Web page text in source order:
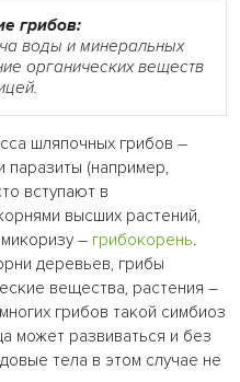
грибов:
воды и минеральных
органических веществ
шляпочных грибов –
(например,
вступают в
высших растений,
– грибокорень.
деревьев, грибы
вещества, растения –
грибов такой симбиоз
может развиваться и без
тела в этом случае не